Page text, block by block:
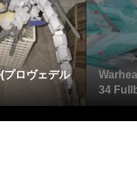
プロヴェデル
34